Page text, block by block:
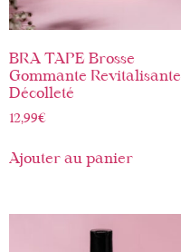
BRA TAPE Brosse
Gommante Revitalisante
Décolleté
12,99€
Ajouter au panier